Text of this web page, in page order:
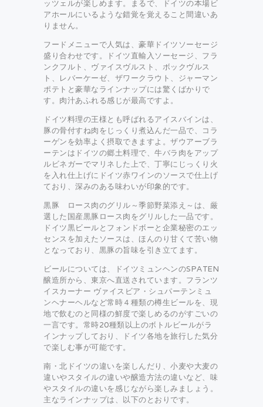
ッツェルが楽しめます。まるで、ドイツの本場ビ
アホールにいるような錯覚を覚えること間違いあ
りません。
フードメニューで人気は、豪華ドイツソーセージ
盛り合わせです。ドイツ直輸入ソーセージ、フラ
ンクフルト、ヴァイスヴルスト、ボックヴルス
ト、レバーケーゼ、ザワークラウト、ジャーマン
ポテトと豪華なラインナップには驚くばかりで
す。肉汁あふれる感じが最高ですよ。
ドイツ料理の王様とも呼ばれるアイスバインは、
豚の骨付すね肉をじっくり煮込んだ一品で、コラ
ーゲンを効率よく摂取できますよ。ザウアーブラ
ーテンはドイツの郷土料理で、牛バラ肉をアップ
ルビネガーでマリネした上で、丁寧にじっくり火
を入れ仕上げにドイツ赤ワインのソースで仕上げ
ており、深みのある味わいが印象的です。
黒豚 ロース肉のグリル～季節野菜添え～は、厳
選した国産黒豚ロース肉をグリルした一品です。
ドイツ黒ビールとフォンドボーと企業秘密のエッ
センスを加えたソースは、ほんのり甘くて苦い物
となっており、黒豚の旨味を引き立てます。
ビールについては、ドイツミュンヘンのSPATEN
醸造所から、東京へ直送されています。フランツ
イスカーナー ヴァイスビア・シュパーテンミュ
ンヘナーヘルなど常時４種類の樽生ビールを、現
地で飲むのと同様の鮮度で楽しめるのがすごいの
一言です。常時20種類以上のボトルビールがラ
インナップしており、ドイツ各地を旅行した気分
で楽しむ事が可能です。
南・北ドイツの違いを楽しんだり、小麦や大麦の
違いやスタイルの違いや醸造方法の違いなど、味
やスタイルの違いを感じながら楽しみましょう。
主なラインナップは、以下のとおりです。